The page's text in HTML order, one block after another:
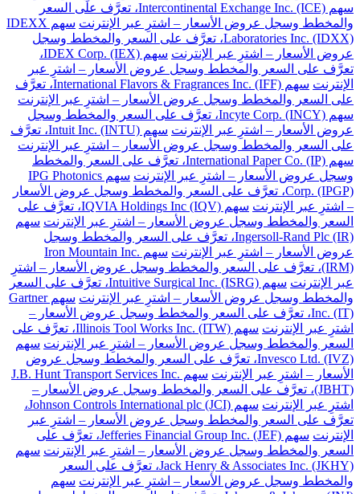
سهم Intercontinental Exchange Inc. (ICE)، تعرَّف على السعر
والمخطط وسجل عروض الأسعار – اشترِ عبر الإنترنت
سهم IDEXX
Laboratories Inc. (IDXX)، تعرَّف على السعر والمخطط وسجل
عروض الأسعار – اشترِ عبر الإنترنت
سهم IDEX Corp. (IEX)،
تعرَّف على السعر والمخطط وسجل عروض الأسعار – اشترِ عبر
الإنترنت
سهم International Flavors & Fragrances Inc. (IFF)، تعرَّف
على السعر والمخطط وسجل عروض الأسعار – اشترِ عبر الإنترنت
سهم Incyte Corp. (INCY)، تعرَّف على السعر والمخطط وسجل
عروض الأسعار – اشترِ عبر الإنترنت
سهم Intuit Inc. (INTU)، تعرَّف
على السعر والمخطط وسجل عروض الأسعار – اشترِ عبر الإنترنت
سهم International Paper Co. (IP)، تعرَّف على السعر والمخطط
وسجل عروض الأسعار – اشترِ عبر الإنترنت
سهم IPG Photonics
Corp. (IPGP)، تعرَّف على السعر والمخطط وسجل عروض الأسعار
– اشترِ عبر الإنترنت
سهم IQVIA Holdings Inc (IQV)، تعرَّف على
السعر والمخطط وسجل عروض الأسعار – اشترِ عبر الإنترنت سهم
Ingersoll-Rand Plc (IR)، تعرَّف على السعر والمخطط وسجل
عروض الأسعار – اشترِ عبر الإنترنت
سهم Iron Mountain Inc.
(IRM)، تعرَّف على السعر والمخطط وسجل عروض الأسعار – اشترِ
عبر الإنترنت
سهم Intuitive Surgical Inc. (ISRG)، تعرَّف على السعر
والمخطط وسجل عروض الأسعار – اشترِ عبر الإنترنت
سهم Gartner
Inc. (IT)، تعرَّف على السعر والمخطط وسجل عروض الأسعار –
اشترِ عبر الإنترنت
سهم Illinois Tool Works Inc. (ITW)، تعرَّف على
السعر والمخطط وسجل عروض الأسعار – اشترِ عبر الإنترنت سهم
Invesco Ltd. (IVZ)، تعرَّف على السعر والمخطط وسجل عروض
الأسعار – اشترِ عبر الإنترنت
سهم J.B. Hunt Transport Services Inc.
(JBHT)، تعرَّف على السعر والمخطط وسجل عروض الأسعار –
اشترِ عبر الإنترنت
سهم Johnson Controls International plc (JCI)،
تعرَّف على السعر والمخطط وسجل عروض الأسعار – اشترِ عبر
الإنترنت
سهم Jefferies Financial Group Inc. (JEF)، تعرَّف على
السعر والمخطط وسجل عروض الأسعار – اشترِ عبر الإنترنت سهم
Jack Henry & Associates Inc. (JKHY)، تعرَّف على السعر
والمخطط وسجل عروض الأسعار – اشترِ عبر الإنترنت سهم